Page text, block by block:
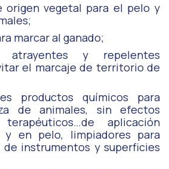
origen vegetal para el pelo y
marcar al ganado;
atrayentes y repelentes
el marcaje de territorio de
productos químicos para
de animales, sin efectos
aplicación
en pelo, limpiadores para
de instrumentos y superficies